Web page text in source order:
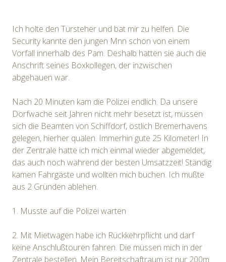
Ich holte den Türsteher und bat mir zu helfen. Die
Security kannte den jungen Mnn schon von einem
Vorfall innerhalb des Pam. Deshalb hatten sie auch die
Anschrift seines Boxkollegen, der inzwischen
abgehauen war.
Nach 20 Minuten kam die Polizei endlich. Da unsere
Dorfwache seit Jahren nicht mehr besetzt ist, müssen
sich die Beamten von Schiffdorf, östlich Bremerhavens
gelegen, hierher quälen. Immerhin gute 25 Kilometer! In
der Zentrale hatte ich mich einmal wieder abgemeldet,
das auch noch während der besten Umsatzzeit! Ständig
kamen Fahrgäste und wollten mich buchen. Ich mußte
aus 2 Gründen ablehen.
1. Musste auf die Polizei warten
2. Mit Mietwagen habe ich Rückkehrpflicht und darf
keine Anschlußtouren fahren. Die müssen mich in der
Zentrale bestellen. Mein Bereitschaftraum ist nur 200m